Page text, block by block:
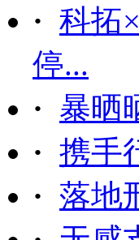
· 科拓
停...
· 暴晒
· 携手
· 落地